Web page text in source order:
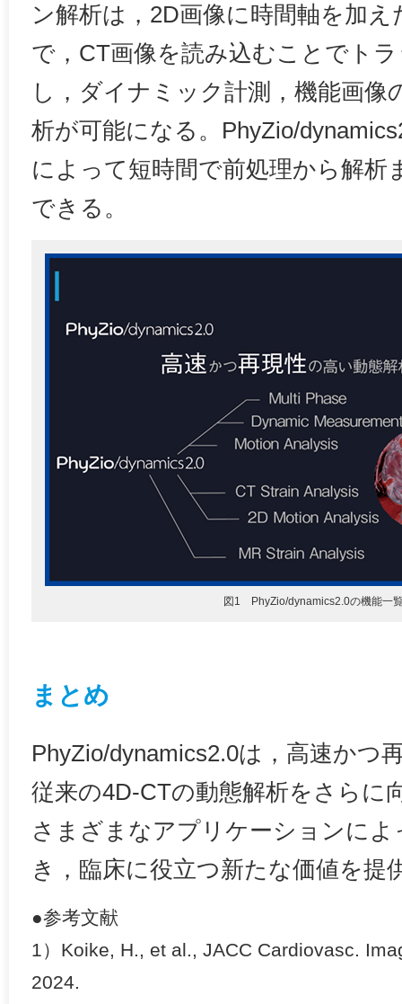
ン解析は，2D画像に時間軸を加
で，CT画像を読み込むことでト
し，ダイナミック計測，機能画像
析が可能になる。PhyZio/
によって短時間で前処理から解析
できる。
図1 PhyZio/dynamics2.0の機能一
まとめ
PhyZio/dynamics2.0は，高速かつ
従来の4D-CTの動態解析をさらに
さまざまなアプリケーションによ
き，臨床に役立つ新たな価値を提
●参考文献
1）Koike, H., et al., JACC Cardiovasc.
2024.